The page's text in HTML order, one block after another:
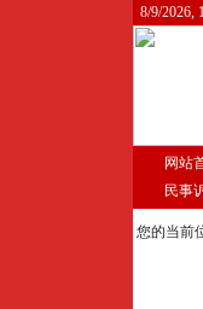
8/9/2026,
网站
民事
您的当前